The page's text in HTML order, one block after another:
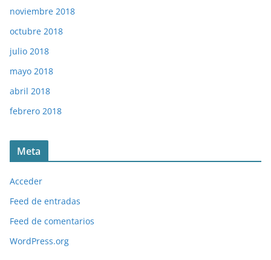
noviembre 2018
octubre 2018
julio 2018
mayo 2018
abril 2018
febrero 2018
Meta
Acceder
Feed de entradas
Feed de comentarios
WordPress.org